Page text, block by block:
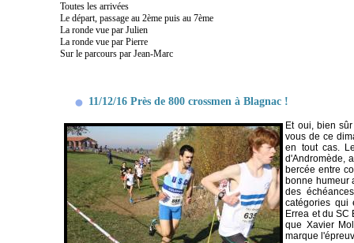
Toutes les arrivées
Le départ, passage au 2ème puis au 7ème
La ronde vue par Julien
La ronde vue par Pierre
Sur le parcours par Jean-Marc
11/12/16 Près de 800 crossmen à Blagnac !
Et oui, bien
vous de ce
en tout cas.
d'Andromède,
bercée entre
bonne humeur
des
catégories qui
Errea et du SC
que Xavier
marque